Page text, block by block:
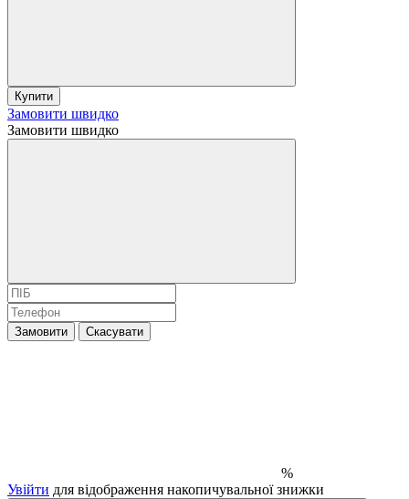
Купити
Замовити швидко
Замовити швидко
Замовити Скасувати
%
Увійти для відображення накопичувальної знижки